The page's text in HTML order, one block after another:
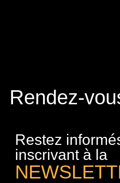
Rendez-
Restez
inscrivant à la